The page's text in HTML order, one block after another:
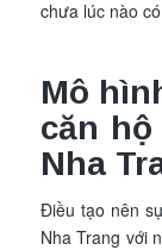
chưa lúc nào
Mô
căn hộ
Nha
Điều tạo nên
Nha Trang với